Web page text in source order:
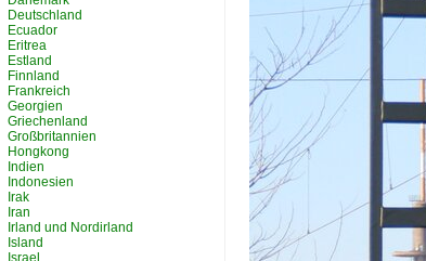
Deutschland
Ecuador
Eritrea
Estland
Finnland
Frankreich
Georgien
Griechenland
Großbritannien
Hongkong
Indien
Indonesien
Irak
Iran
Irland und Nordirland
Island
Israel